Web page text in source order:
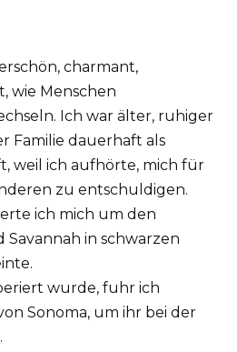
charmant,
wie Menschen
Ich war älter, ruhiger
Familie dauerhaft als
weil ich aufhörte, mich für
zu entschuldigen.
ich mich um den
Savannah in schwarzen
wurde, fuhr ich
Sonoma, um ihr bei der